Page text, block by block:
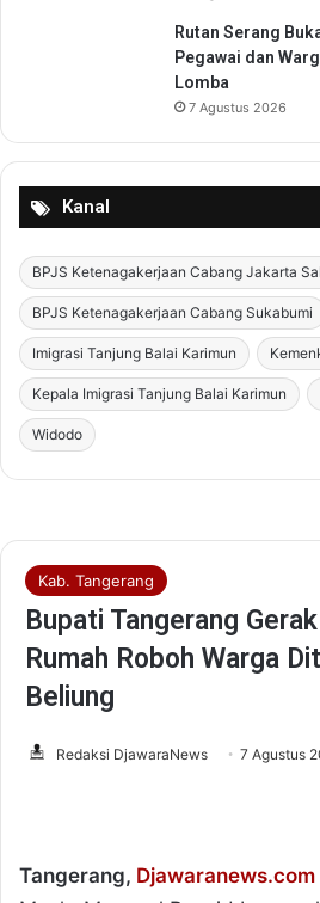
Rutan Serang
Pegawai dan
Lomba
7 Agustus 2026
Kanal
BPJS Ketenagakerjaan Cabang Jakarta
BPJS Ketenagakerjaan Cabang Sukabumi
Imigrasi Tanjung Balai Karimun
Kepala Imigrasi Tanjung Balai Karimun
Widodo